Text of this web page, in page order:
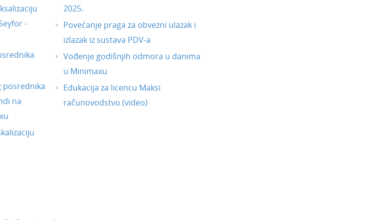
-
posrednika
na
2025.
Povećanje praga za obvezni ulazak i
izlazak iz sustava PDV-a
Vođenje godišnjih odmora u danima
u Minimaxu
Edukacija za licencu Maksi
računovodstvo (video)